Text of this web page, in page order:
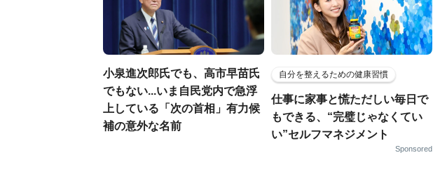
小泉進次郎氏でも、高市早苗氏
でもない...いま自民党内で急浮
上している「次の首相」有力候
補の意外な名前
自分を整えるための健康習慣
仕事に家事と慌ただしい毎日で
もできる、“完璧じゃなくてい
い”セルフマネジメント
Sponsored